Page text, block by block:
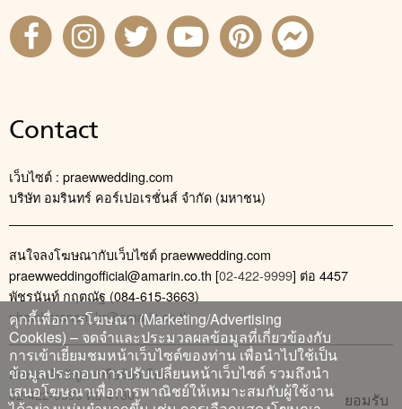
Contact
เว็บไซต์ : praewwedding.com
บริษัท อมรินทร์ คอร์เปอเรชั่นส์ จำกัด (มหาชน)
สนใจลงโฆษณากับเว็บไซต์ praewwedding.com
praewweddingofficial@amarin.co.th [02-422-9999] ต่อ 4457
พัชรนันท์ กฤตณัฐ (084-615-3663)
phatcharanan_kr@amarin.co.th
ติดต่อแจ้งปัญหาหรือร้องเรียน
02-422-9999 ต่อ 4180
คุกกี้เพื่อการโฆษณา (Marketing/Advertising
Cookies) – จดจำและประมวลผลข้อมูลที่เกี่ยวข้องกับ
การเข้าเยี่ยมชมหน้าเว็บไซต์ของท่าน เพื่อนำไปใช้เป็น
ข้อมูลประกอบการปรับเปลี่ยนหน้าเว็บไซต์ รวมถึงนำ
เสนอโฆษณาเพื่อการพาณิชย์ให้เหมาะสมกับผู้ใช้งาน ยอมรับ